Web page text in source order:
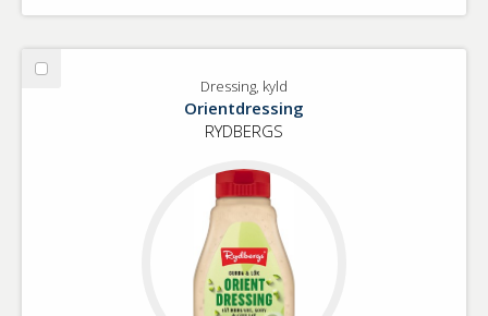
Välj
Dressing, kyld
Orientdressing
RYDBERGS